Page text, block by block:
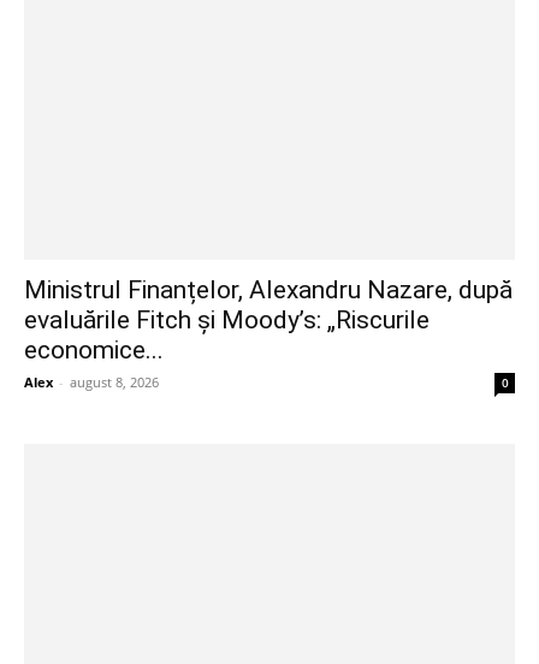
Ministrul Finanțelor, Alexandru Nazare, după
evaluările Fitch și Moody’s: „Riscurile
economice...
Alex - august 8, 2026 0